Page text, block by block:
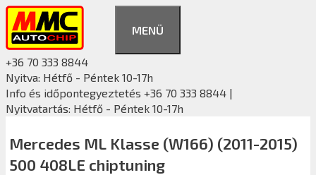
Kilépés
tartalomba
MENÜ
+36 70 333 8844
Nyitva: Hétfő - Péntek 10-17h
Info és időpontegyeztetés +36 70 333 8844 |
Nyitvatartás: Hétfő - Péntek 10-17h
Mercedes ML Klasse (W166) (2011-2015)
500 408LE chiptuning